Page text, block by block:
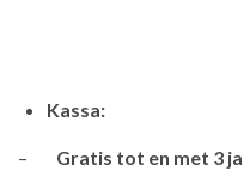
Kassa:
– Gratis tot en met 3